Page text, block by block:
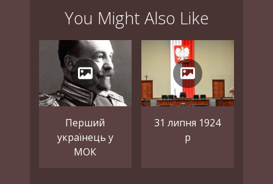
You Might Also Like
Перший
українець у
МОК
31 липня 1924
р